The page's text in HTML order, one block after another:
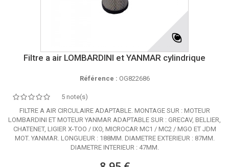
Filtre a air LOMBARDINI et YANMAR cylindrique
Référence : OG822686
5 note(s)
FILTRE A AIR CIRCULAIRE ADAPTABLE. MONTAGE SUR : MOTEUR
LOMBARDINI ET MOTEUR YANMAR ADAPTABLE SUR : GRECAV, BELLIER,
CHATENET, LIGIER X-TOO / IXO, MICROCAR MC1 / MC2 / MGO ET JDM
MOT. YANMAR. LONGUEUR : 188MM. DIAMETRE EXTERIEUR : 87MM.
DIAMETRE INTERIEUR : 47MM.